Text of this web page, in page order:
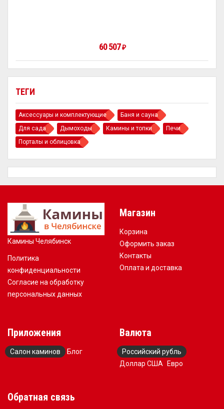
ТЕГИ
Аксессуары и комплектующие
Баня и сауна
Для сада
Дымоходы Камины и топки
Печи
Порталы и облицовка
60 507₽
Камины Челябинск
Политика
конфиденциальности
Согласие на обработку
персональных данных
Магазин
Корзина
Оформить заказ
Контакты
Оплата и доставка
Приложения
Салон каминов Блог
Валюта
Российский рубль
Доллар США
Евро
Обратная связь